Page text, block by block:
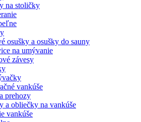
na stoličky
osušky a osušky do sauny
na umývanie
závesy
vankúše
prehozy
a obliečky na vankúše
vankúše